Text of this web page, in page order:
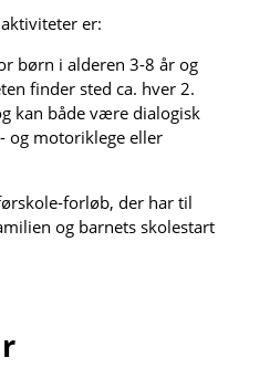
er:
børn i alderen 3-8 år og
finder sted ca. hver 2.
kan både være dialogisk
og motoriklege eller
forløb, der har til
og barnets skolestart